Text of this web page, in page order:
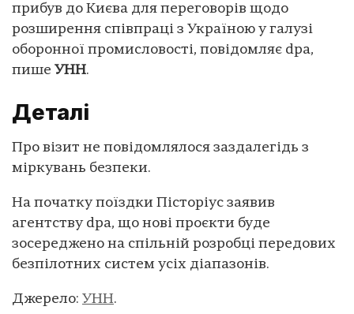
прибув до Києва для переговорів щодо
розширення співпраці з Україною у галузі
оборонної промисловості, повідомляє dpa,
пише УНН.
Деталі
Про візит не повідомлялося заздалегідь з
міркувань безпеки.
На початку поїздки Пісторіус заявив
агентству dpa, що нові проєкти буде
зосереджено на спільній розробці передових
безпілотних систем усіх діапазонів.
Джерело: УНН.